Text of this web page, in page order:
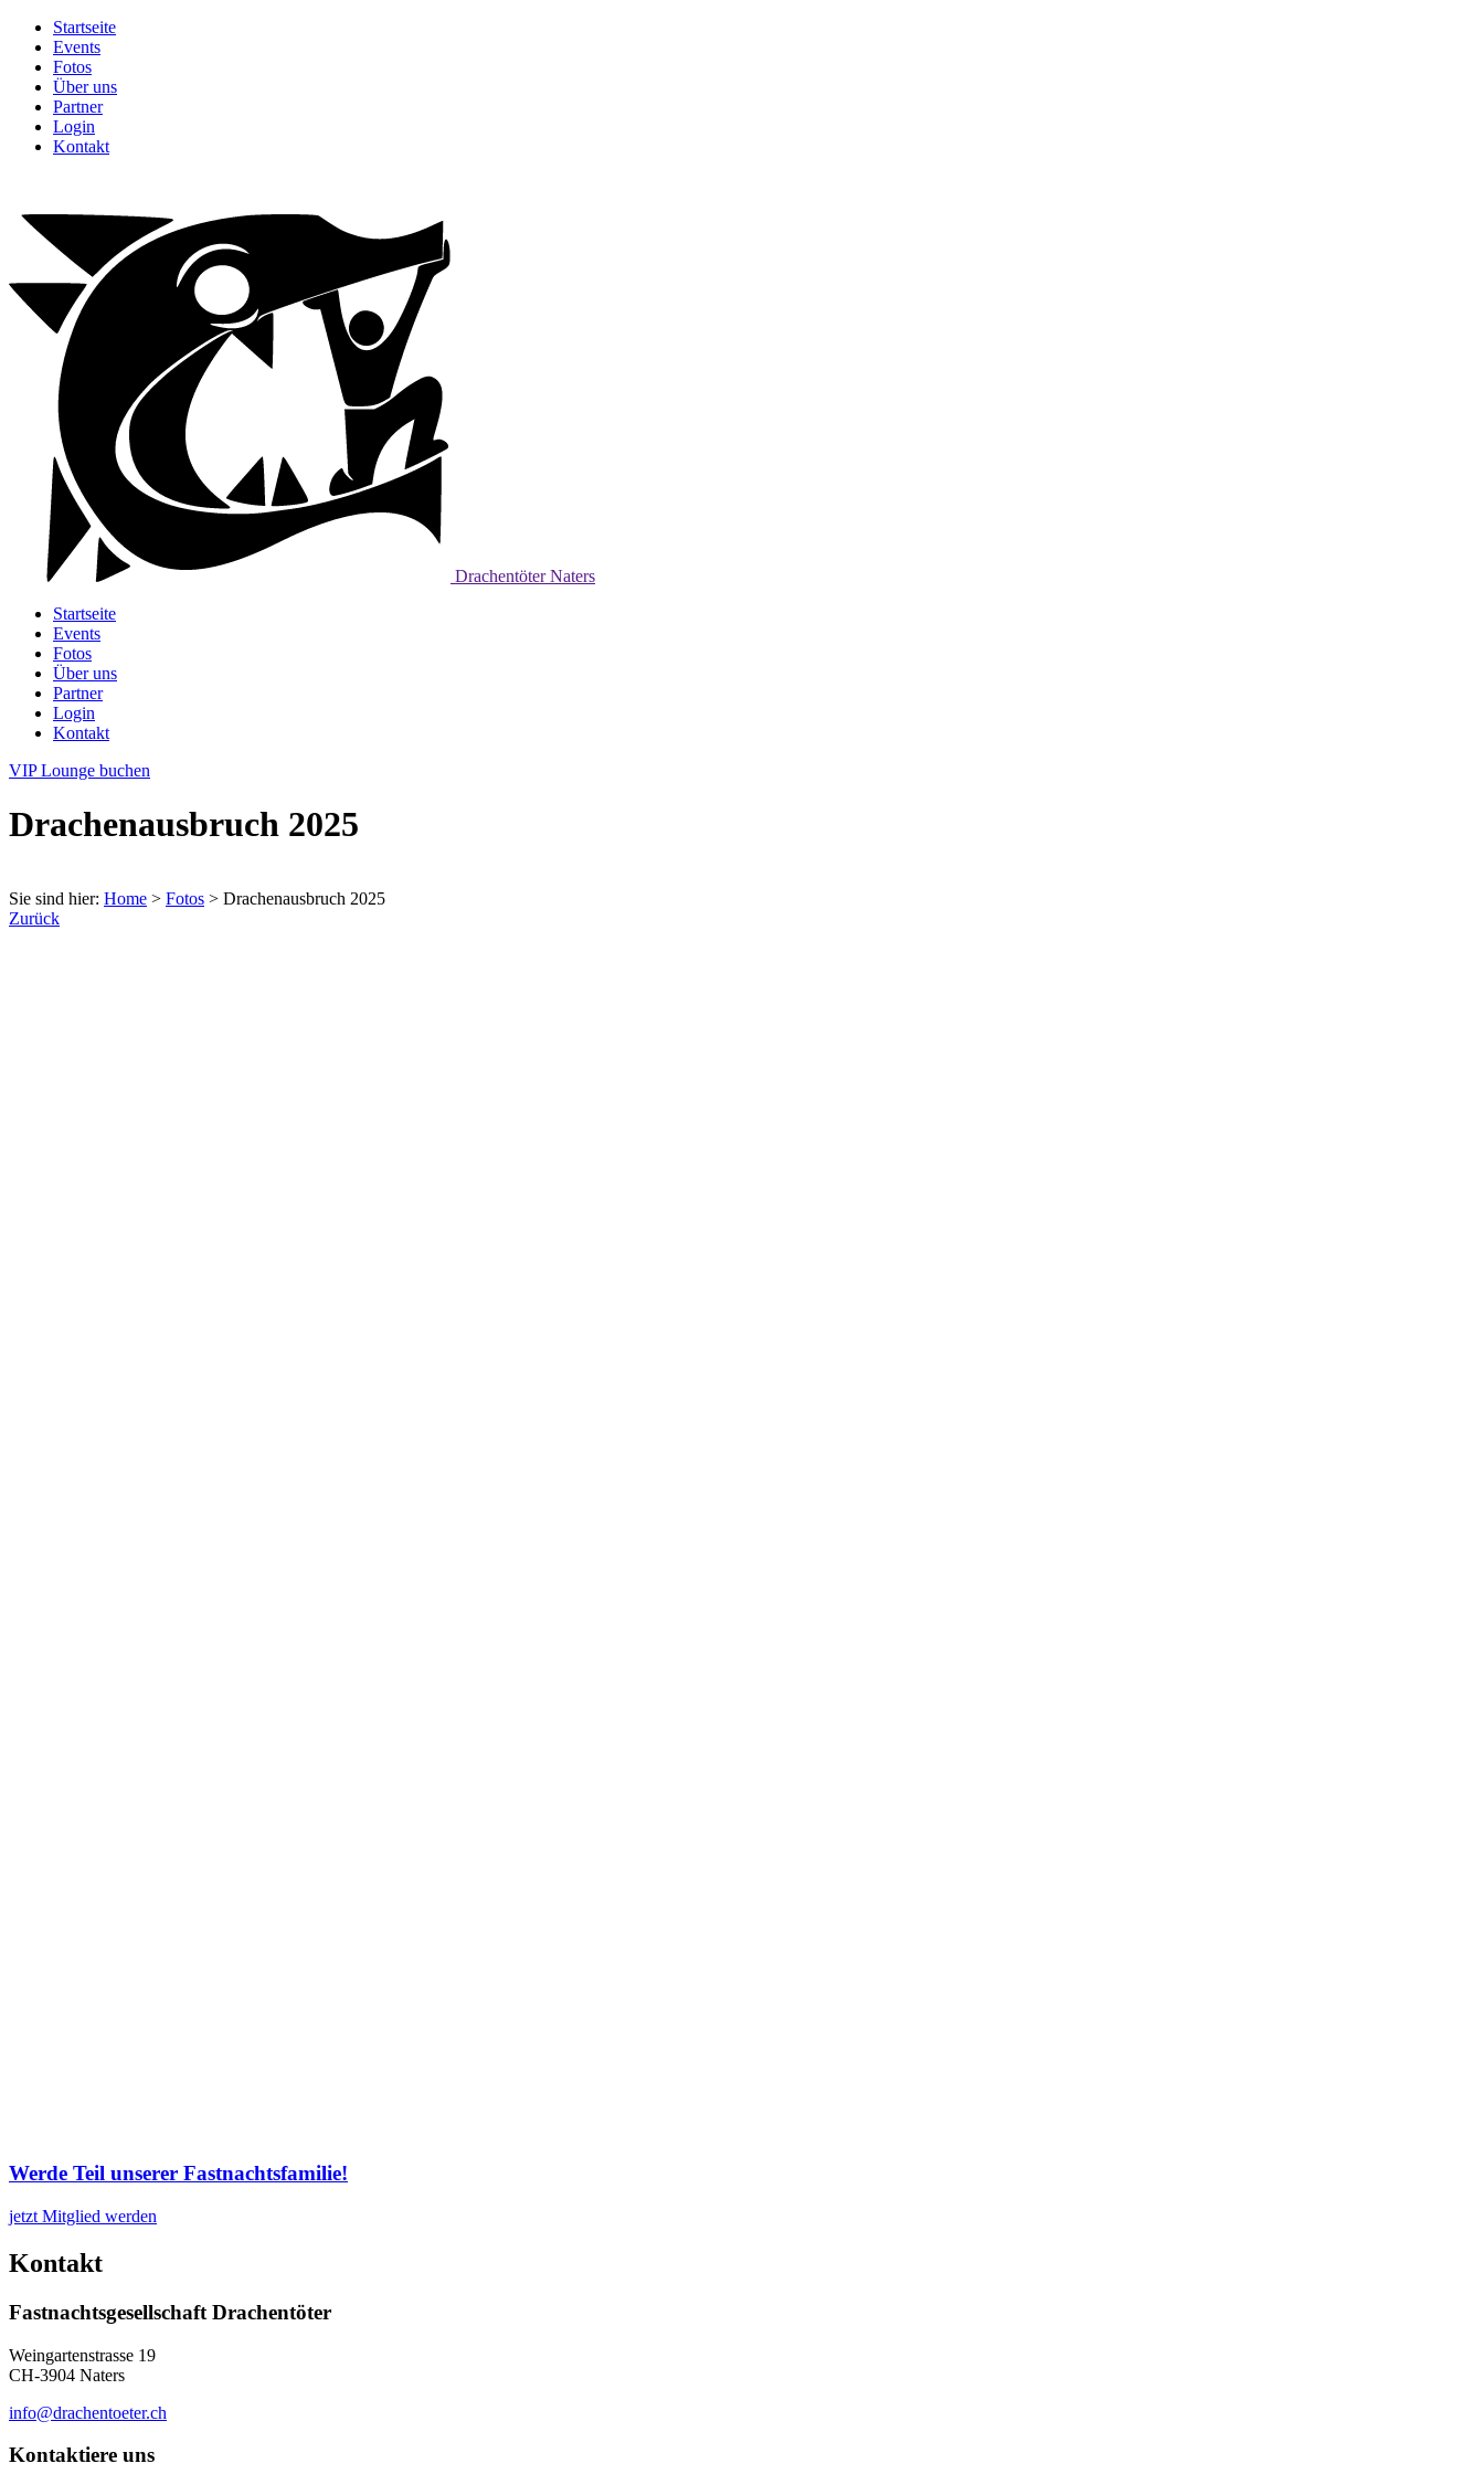
Startseite
Events
Fotos
Über uns
Partner
Login
Kontakt
Drachentöter Naters
Startseite
Events
Fotos
Über uns
Partner
Login
Kontakt
VIP Lounge buchen
Drachenausbruch 2025
Sie sind hier: Home > Fotos > Drachenausbruch 2025
Zurück
Werde Teil unserer Fastnachtsfamilie!
jetzt Mitglied werden
Kontakt
Fastnachtsgesellschaft Drachentöter
Weingartenstrasse 19
CH-3904 Naters
info@drachentoeter.ch
Kontaktiere uns